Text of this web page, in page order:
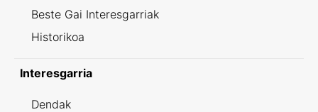
Beste Gai Interesgarriak
Historikoa
Interesgarria
Dendak